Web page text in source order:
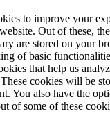
to improve your
Out of these,
are stored on your
of basic
that help us
cookies will be
You also have the
of some of these